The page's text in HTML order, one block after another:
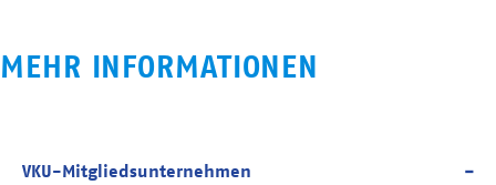
MEHR INFORMATIONEN